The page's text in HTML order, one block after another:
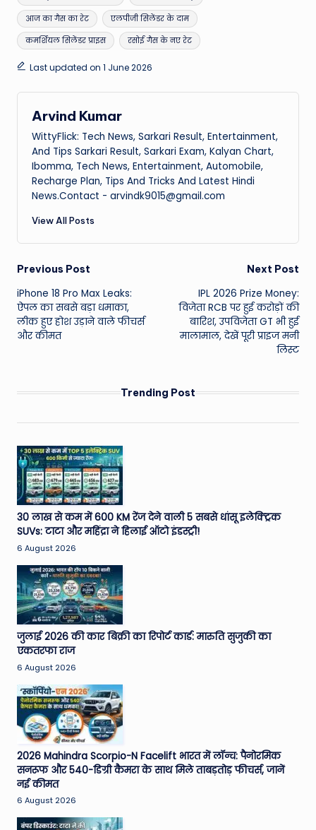
आज का गैस का रेट एलपीजी सिलेंडर के दाम
कमर्शियल सिलेंडर प्राइस रसोई गैस के नए रेट
Last updated on 1 June 2026
Arvind Kumar
WittyFlick: Tech News, Sarkari Result, Entertainment,
And Tips Sarkari Result, Sarkari Exam, Kalyan Chart,
Ibomma, Tech News, Entertainment, Automobile,
Recharge Plan, Tips And Tricks And Latest Hindi
News.Contact - arvindk9015@gmail.com
View All Posts
Post
navigation
Previous Post
iPhone 18 Pro Max Leaks:
ऐपल का सबसे बड़ा धमाका,
लीक हुए होश उड़ाने वाले फीचर्स
और कीमत
Next Post
IPL 2026 Prize Money:
विजेता RCB पर हुई करोड़ों की
बारिश, उपविजेता GT भी हुई
मालामाल, देखें पूरी प्राइज मनी
लिस्ट
Trending Post
30 लाख से कम में 600 KM रेंज देने वाली 5 सबसे धांसू इलेक्ट्रिक
SUVs: टाटा और महिंद्रा ने हिलाई ऑटो इंडस्ट्री!
6 August 2026
जुलाई 2026 की कार बिक्री का रिपोर्ट कार्ड: मारुति सुजुकी का
एकतरफा राज
6 August 2026
2026 Mahindra Scorpio-N Facelift भारत में लॉन्च: पैनोरमिक
सनरूफ और 540-डिग्री कैमरा के साथ मिले ताबड़तोड़ फीचर्स, जानें
नई कीमत
6 August 2026